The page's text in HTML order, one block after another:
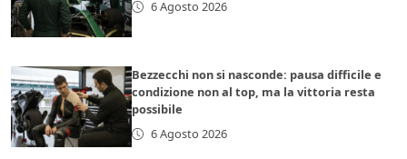
6 Agosto 2026
Bezzecchi non si nasconde: pausa difficile e
condizione non al top, ma la vittoria resta
possibile
6 Agosto 2026